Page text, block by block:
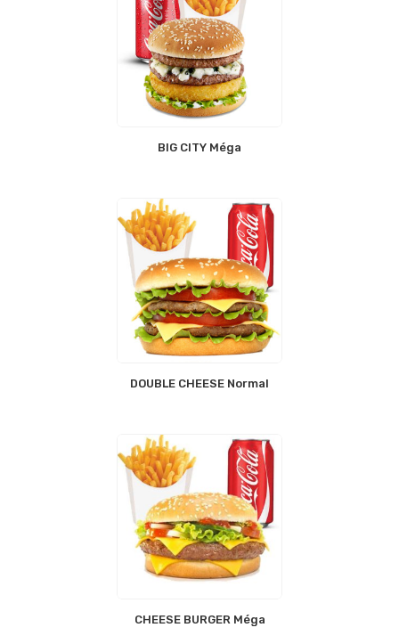
BIG CITY Méga
DOUBLE CHEESE Normal
CHEESE BURGER Méga